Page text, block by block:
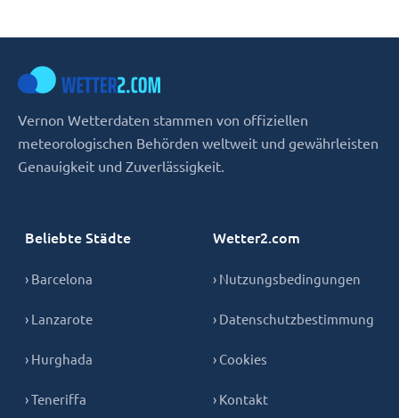
Vernon Wetterdaten stammen von offiziellen
meteorologischen Behörden weltweit und gewährleisten
Genauigkeit und Zuverlässigkeit.
Beliebte Städte
› Barcelona
› Lanzarote
› Hurghada
› Teneriffa
Wetter2.com
› Nutzungsbedingungen
› Datenschutzbestimmung
› Cookies
› Kontakt